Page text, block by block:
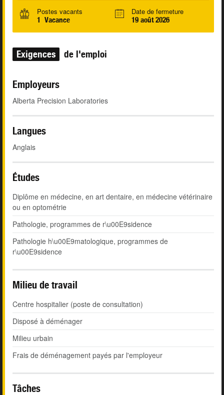
Postes vacants
1 Vacance
Date de fermeture
19 août 2026
Exigences de l'emploi
Employeurs
Alberta Precision Laboratories
Langues
Anglais
Études
Diplôme en médecine, en art dentaire, en médecine vétérinaire
ou en optométrie
Pathologie, programmes de r\u00E9sidence
Pathologie h\u00E9matologique, programmes de
r\u00E9sidence
Milieu de travail
Centre hospitalier (poste de consultation)
Disposé à déménager
Milieu urbain
Frais de déménagement payés par l'employeur
Tâches